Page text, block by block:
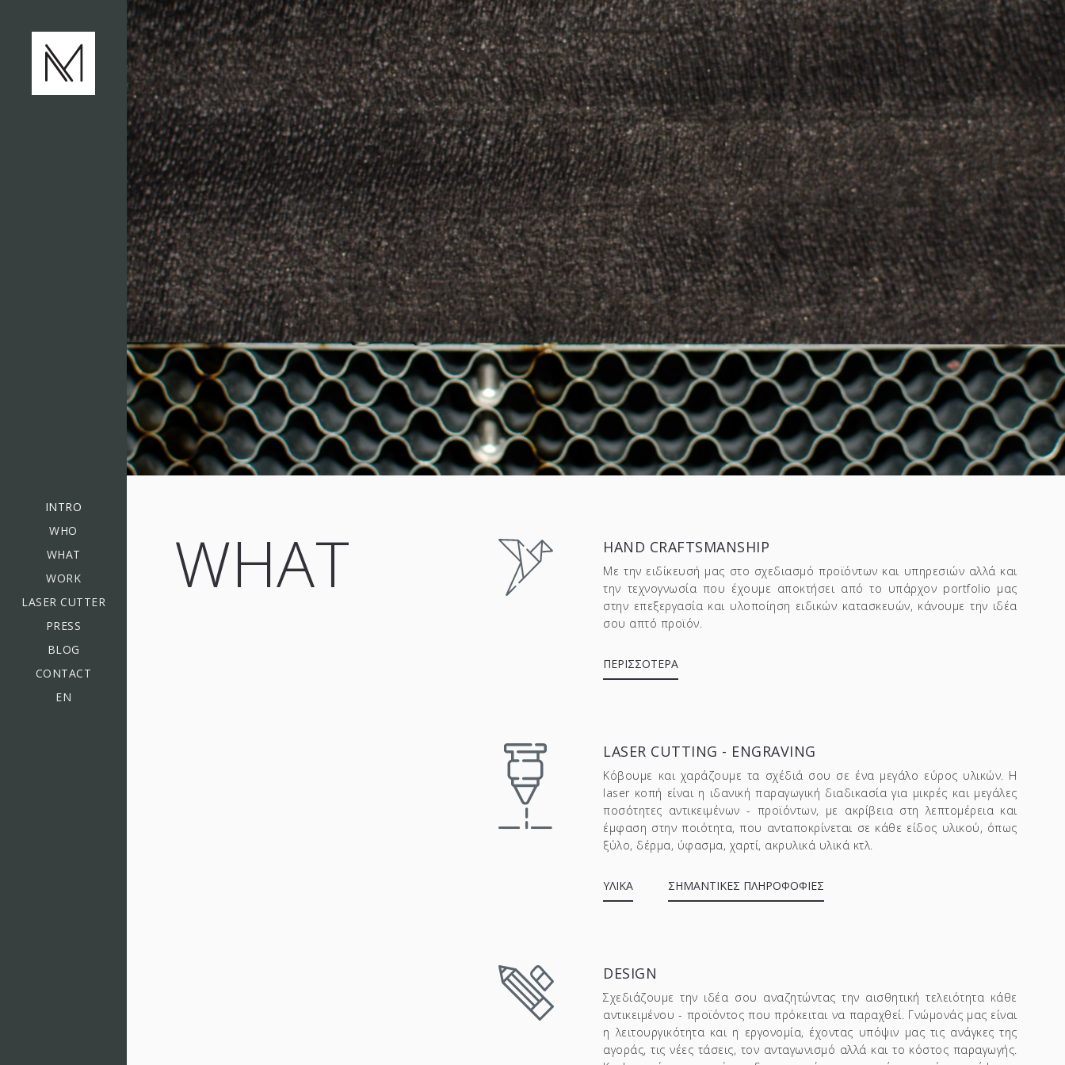
INTRO
WHO
WHAT
WORK
LASER CUTTER
PRESS
BLOG
CONTACT
EN
WHAT HAND CRAFTSMANSHIP
Με την ειδίκευσή μας στο σχεδιασμό προϊόντων και υπηρεσιών αλλά και
την τεχνογνωσία που έχουμε αποκτήσει από το υπάρχον portfolio μας
στην επεξεργασία και υλοποίηση ειδικών κατασκευών, κάνουμε την ιδέα
σου απτό προϊόν.
ΠΕΡΙΣΣΟΤΕΡΑ
LASER CUTTING - ENGRAVING
Κόβουμε και χαράζουμε τα σχέδιά σου σε ένα μεγάλο εύρος υλικών. Η
laser κοπή είναι η ιδανική παραγωγική διαδικασία για μικρές και μεγάλες
ποσότητες αντικειμένων - προϊόντων, με ακρίβεια στη λεπτομέρεια και
έμφαση στην ποιότητα, που ανταποκρίνεται σε κάθε είδος υλικού, όπως
ξύλο, δέρμα, ύφασμα, χαρτί, ακρυλικά υλικά κτλ.
ΥΛΙΚΑ ΣΗΜΑΝΤΙΚΕΣ ΠΛΗΡΟΦΟΦΙΕΣ
DESIGN
Σχεδιάζουμε την ιδέα σου αναζητώντας την αισθητική τελειότητα κάθε
αντικειμένου - προϊόντος που πρόκειται να παραχθεί. Γνώμονάς μας είναι
η λειτουργικότητα και η εργονομία, έχοντας υπόψιν μας τις ανάγκες της
αγοράς, τις νέες τάσεις, τον ανταγωνισμό αλλά και το κόστος παραγωγής.